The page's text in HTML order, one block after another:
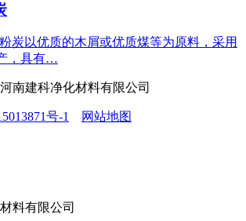
炭以优质的木屑或优质煤等为原料，采用
，具有…
南建科净化材料有限公司
号-1 网站地图